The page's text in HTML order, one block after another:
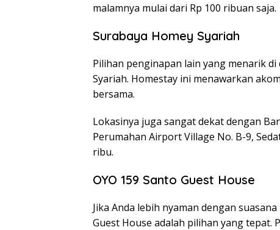
malamnya mulai dari Rp 100 ribuan saja.
Surabaya Homey Syariah
Pilihan penginapan lain yang menarik di
Syariah. Homestay ini menawarkan
bersama.
Lokasinya juga sangat dekat dengan
Perumahan Airport Village No. B-9,
ribu.
OYO 159 Santo Guest House
Jika Anda lebih nyaman dengan
Guest House adalah pilihan yang tepat.